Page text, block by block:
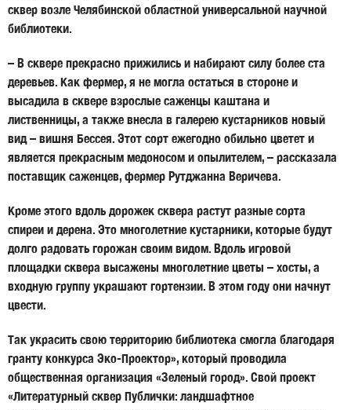
сквер возле Челябинской областной универсальной научной
библиотеки.
– В сквере прекрасно прижились и набирают силу более ста
деревьев. Как фермер, я не могла остаться в стороне и
высадила в сквере взрослые саженцы каштана и
лиственницы, а также внесла в галерею кустарников новый
вид – вишня Бессея. Этот сорт ежегодно обильно цветет и
является прекрасным медоносом и опылителем, – рассказала
поставщик саженцев, фермер Рутджанна Веричева.
Кроме этого вдоль дорожек сквера растут разные сорта
спиреи и дерена. Это многолетние кустарники, которые будут
долго радовать горожан своим видом. Вдоль игровой
площадки сквера высажены многолетние цветы – хосты, а
входную группу украшают гортензии. В этом году они начнут
цвести.
Так украсить свою территорию библиотека смогла благодаря
гранту конкурса Эко-Проектор», который проводила
общественная организация «Зеленый город». Свой проект
«Литературный сквер Публички: ландшафтное